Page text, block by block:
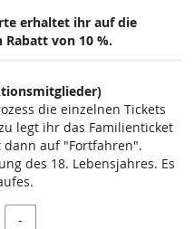
erhaltet ihr auf die
Rabatt von 10 %.
die einzelnen Tickets
legt ihr das Familienticket
auf "Fortfahren".
des 18. Lebensjahres. Es
Menge
-